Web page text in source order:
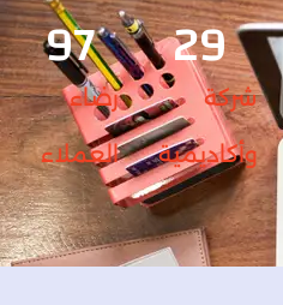
شركة
وأكاديمية
30
رضاء
العملاء
98